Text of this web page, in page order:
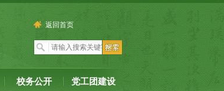
返回首页
校务公开 党工团建设